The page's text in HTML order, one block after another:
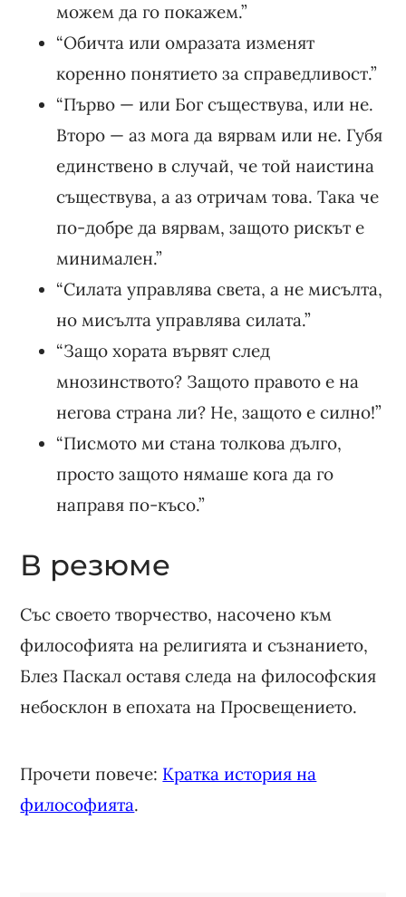
можем да го покажем.”
“Обичта или омразата изменят
коренно понятието за справедливост.”
“Първо — или Бог съществува, или не.
Второ — аз мога да вярвам или не. Губя
единствено в случай, че той наистина
съществува, а аз отричам това. Така че
по-добре да вярвам, защото рискът е
минимален.”
“Силата управлява света, а не мисълта,
но мисълта управлява силата.”
“Защо хората вървят след
мнозинството? Защото правото е на
негова страна ли? Не, защото е силно!”
“Писмото ми стана толкова дълго,
просто защото нямаше кога да го
направя по-късо.”
В резюме
Със своето творчество, насочено към
философията на религията и съзнанието,
Блез Паскал оставя следа на философския
небосклон в епохата на Просвещението.
Прочети повече: Кратка история на
философията.